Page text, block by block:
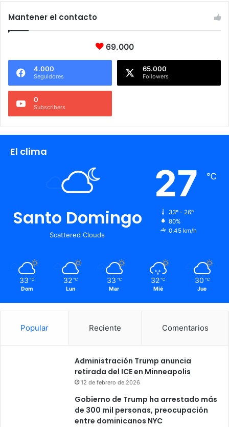
Mantener el contacto
69.000
4.000
Seguidores
65.000
Followers
0
Subscribers
El clima
Santo Domingo
Scattered Clouds
27 ℃
33º - 26º
80%
0.45 km/h
33 ℃
Dom
32 ℃
Lun
33 ℃
Mar
32 ℃
Mié
30 ℃
Jue
Popular Reciente Comentarios
Administración Trump anuncia
retirada del ICE en Minneapolis
12 de febrero de 2026
Gobierno de Trump ha arrestado más
de 300 mil personas, preocupación
entre dominicanos NYC